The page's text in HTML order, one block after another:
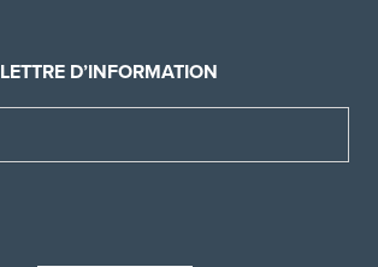
LETTRE D’INFORMATION